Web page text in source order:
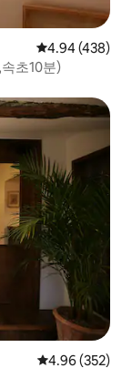
평점 4.94점(5
4.94 (438)
초10분)
평점 4.96점(5
4.96 (352)